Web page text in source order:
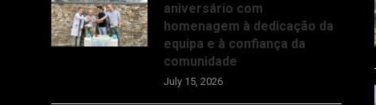
aniversário com
homenagem à dedicação da
equipa e à confiança da
comunidade
July 15, 2026